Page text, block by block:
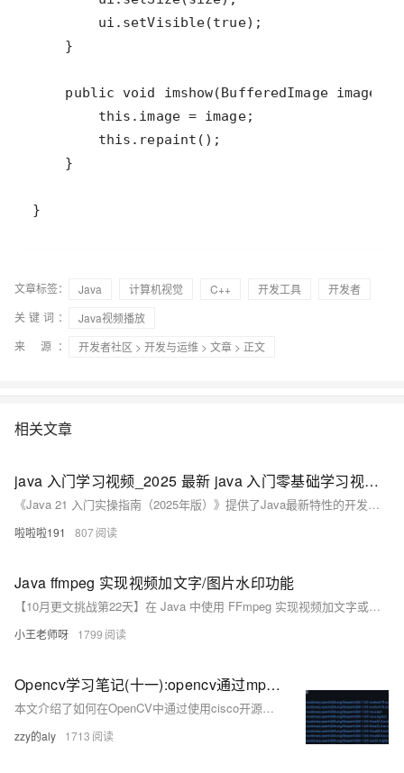
文章标签： Java 计算机视觉 C++ 开发工具
开发者
关键词：
Java视频播放
来 源：
开发者社区 > 开发与运维 > 文章 > 正文
相关文章
java 入门学习视频_2025 最新 java 入门零基础学习视频教程
《Java 21 入门实操指南（2025年版）》提供了Java最新特性的开发指导。首先介绍了JDK 21和IntelliJ IDEA 2025.1的环境配置，包括环境变量设置和预览功能启用。重点讲解了Java 21三大核心特性：虚拟线程简化高并发编程，Record模式优化数据解构，字符串模板提升字符串拼接可读性。最后通过图书管理系统案例，展示如何运用Record定义实体类、使用Stream API进行数据操作，以及结合字符串模板实现控制台交互。该指南完整呈现了从环境搭建到实际项目开发的Java 21全流程实
啦啦啦191 807
Java ffmpeg 实现视频加文字/图片水印功能
【10月更文挑战第22天】在 Java 中使用 FFmpeg 实现视频加文字或图片水印功能，需先安装 FFmpeg 并添加依赖（如 JavaCV）。通过构建 FFmpeg 命令行参数，使用 `drawtext` 滤镜添加文字水印，或使用 `overlay` 滤镜添加图片水印。示例代码展示了如何使用 JavaCV 实现文字水印。
小王老师呀 1799
Opencv学习笔记(十一):opencv通过mp4保存为H.264视频
本文介绍了如何在OpenCV中通过使用cisco开源的openh264库来解决不支持H.264编码的问题，并提供了完整的代码示例。
zzy的aly 1713